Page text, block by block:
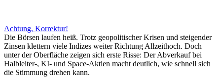
Achtung, Korrektur!
Die Börsen laufen heiß. Trotz geopolitischer Krisen und steigender
Zinsen klettern viele Indizes weiter Richtung Allzeithoch. Doch
unter der Oberfläche zeigen sich erste Risse: Der Abverkauf bei
Halbleiter-, KI- und Space-Aktien macht deutlich, wie schnell sich
die Stimmung drehen kann.